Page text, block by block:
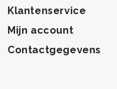
Klantenservice
Mijn account
Contactgegevens